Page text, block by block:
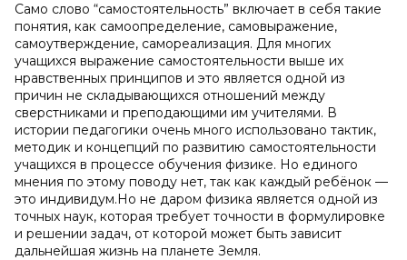
Само слово “самостоятельность” включает в себя такие
понятия, как самоопределение, самовыражение,
самоутверждение, самореализация. Для многих
учащихся выражение самостоятельности выше их
нравственных принципов и это является одной из
причин не складывающихся отношений между
сверстниками и преподающими им учителями. В
истории педагогики очень много использовано тактик,
методик и концепций по развитию самостоятельности
учащихся в процессе обучения физике. Но единого
мнения по этому поводу нет, так как каждый ребёнок —
это индивидум.Но не даром физика является одной из
точных наук, которая требует точности в формулировке
и решении задач, от которой может быть зависит
дальнейшая жизнь на планете Земля.